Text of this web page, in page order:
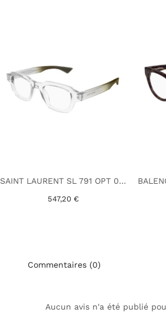
SAINT LAURENT SL 791 OPT 004 CRISTAL
547,20 €
Commentaires (0)
Aucun avis n'a été publié